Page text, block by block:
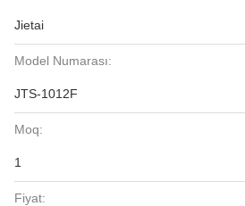
Jietai
Model Numarası:
JTS-1012F
Moq:
1
Fiyat: